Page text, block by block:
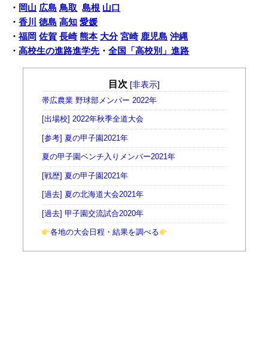
・ 岡山 広島 鳥取 島根 山口
・香川 徳島 高知 愛媛
・福岡 佐賀 長崎 熊本 大分 宮崎 鹿児島 沖縄
・高校生の進路進学先・全国「高校別」進路
目次 [非表示]
帯広農業 野球部メンバー 2022年
[出場校] 2022年秋季全道大会
[参考] 夏の甲子園2021年
夏の甲子園ベンチ入りメンバー2021年
[戦歴] 夏の甲子園2021年
[過去] 夏の北海道大会2021年
[過去] 甲子園交流試合2020年
各地の大会日程・結果を調べる